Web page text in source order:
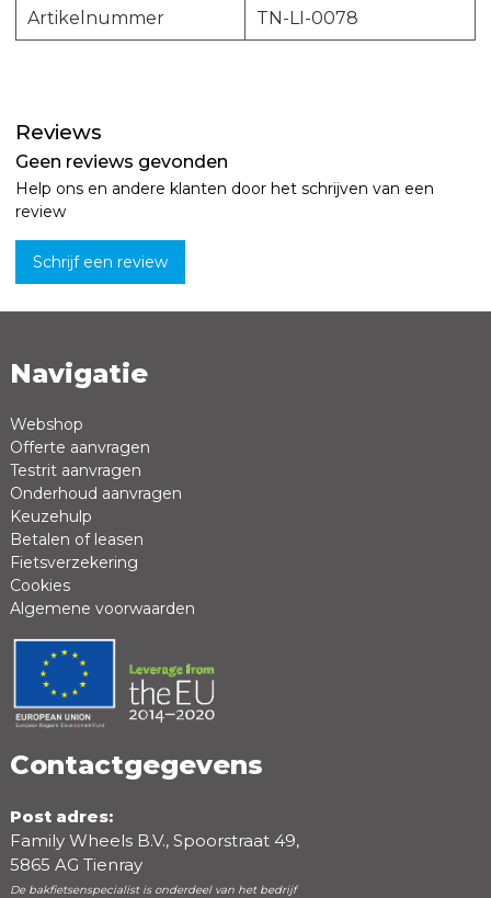
Artikelnummer TN-LI-0078
Reviews
Geen reviews gevonden
Help ons en andere klanten door het schrijven van een
review
Schrijf een review
Naam *
Review *
Positieve punten
Navigatie
Webshop
Offerte aanvragen
Testrit aanvragen
Onderhoud aanvragen
Keuzehulp
Betalen of leasen
Fietsverzekering
Cookies
Algemene voorwaarden
Contactgegevens
Post adres:
Family Wheels B.V., Spoorstraat 49,
5865 AG Tienray
De bakfietsenspecialist is onderdeel van het bedrijf